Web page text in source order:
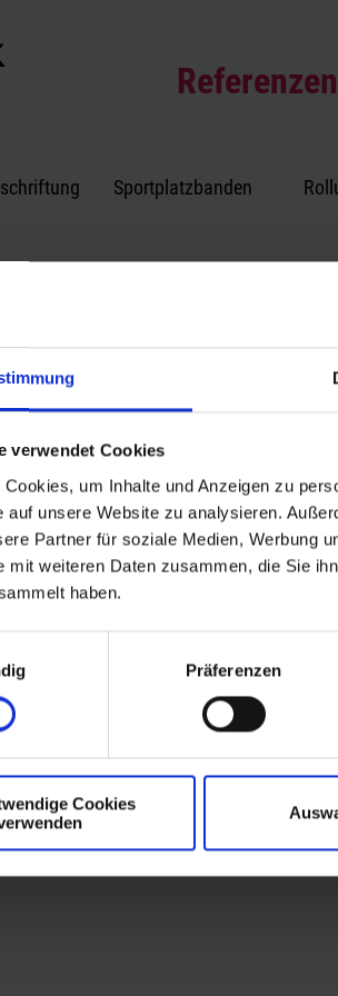
verwendet Cookies
um Inhalte und Anzeigen zu
auf unsere Website zu analysieren.
Partner für soziale Medien, Werbung
mit weiteren Daten zusammen, die Sie
haben.
Präferenzen
Cookies
Sportplatzbanden
Heiko Buntru
78166 Donaueschingen
Mobil 0152 513 412 30
info@hb-grafik.de
Design und mehr...